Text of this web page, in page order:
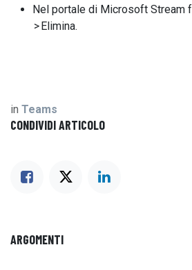
Nel portale di Microsoft Stream
> Elimina.
in Teams
CONDIVIDI ARTICOLO
ARGOMENTI